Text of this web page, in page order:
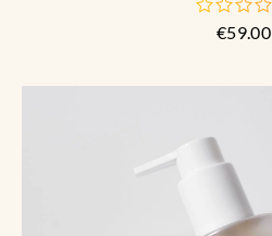
€59.00